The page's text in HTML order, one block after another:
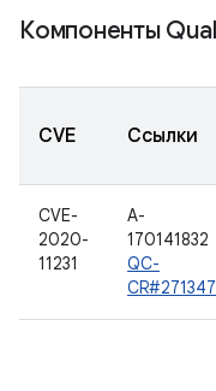
Компоненты
CVE Ссылки
CVE-
2020-
11231
A-
170141832
QC-